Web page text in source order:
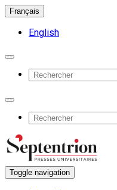
Français
English
Toggle navigation